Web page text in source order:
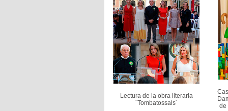
Lectura de la obra literaria
´Tombatossals´
de